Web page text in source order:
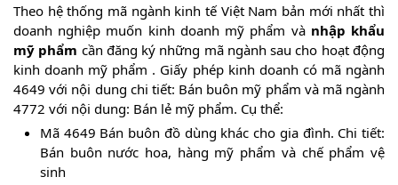
Theo hệ thống mã ngành kinh tế Việt Nam bản mới nhất thì
doanh nghiệp muốn kinh doanh mỹ phẩm và nhập khẩu
mỹ phẩm cần đăng ký những mã ngành sau cho hoạt động
kinh doanh mỹ phẩm . Giấy phép kinh doanh có mã ngành
4649 với nội dung chi tiết: Bán buôn mỹ phẩm và mã ngành
4772 với nội dung: Bán lẻ mỹ phẩm. Cụ thể:
Mã 4649 Bán buôn đồ dùng khác cho gia đình. Chi tiết:
Bán buôn nước hoa, hàng mỹ phẩm và chế phẩm vệ
sinh